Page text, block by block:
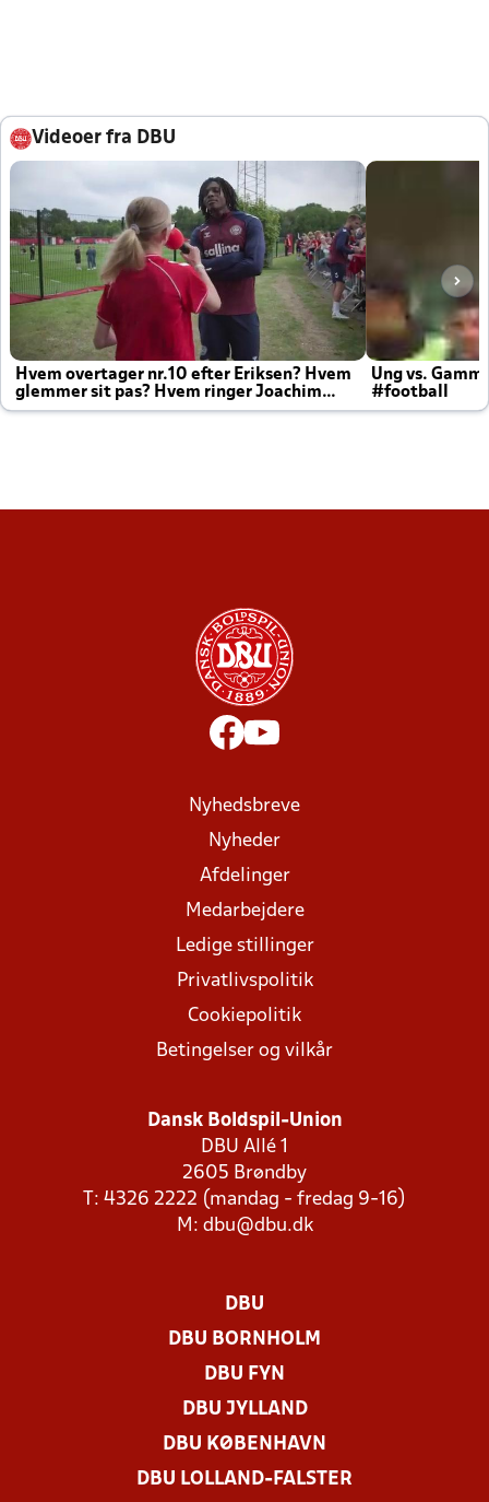
Videoer fra DBU
Hvem overtager nr.10 efter Eriksen? Hvem
glemmer sit pas? Hvem ringer Joachim
altid til efter kampe?
Ung vs.
#football
Nyhedsbreve
Nyheder
Afdelinger
Medarbejdere
Ledige stillinger
Privatlivspolitik
Cookiepolitik
Betingelser og vilkår
Dansk Boldspil-Union
DBU Allé 1
2605 Brøndby
T: 4326 2222 (mandag - fredag 9-16)
M: dbu@dbu.dk
DBU
DBU BORNHOLM
DBU FYN
DBU JYLLAND
DBU KØBENHAVN
DBU LOLLAND-FALSTER